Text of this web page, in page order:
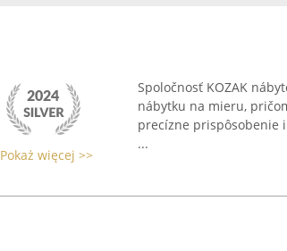
Pokaż więcej >>
Spoločnosť KOZAK
nábytku na mieru,
precízne prispôsobenie
...